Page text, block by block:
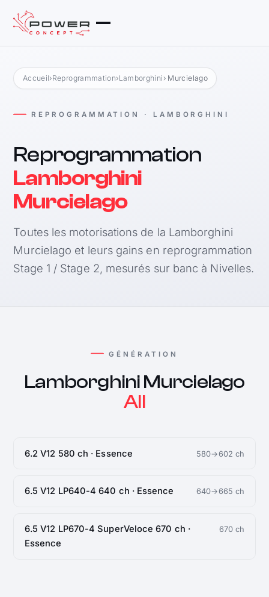
Accueil›Reprogrammation›Lamborghini › Murcielago
REPROGRAMMATION · LAMBORGHINI
Reprogrammation
Lamborghini
Murcielago
Toutes les motorisations de la Lamborghini
Murcielago et leurs gains en reprogrammation
Stage 1 / Stage 2, mesurés sur banc à Nivelles.
GÉNÉRATION
Lamborghini Murcielago
All
6.2 V12 580 ch · Essence 580→602 ch
6.5 V12 LP640-4 640 ch · Essence 640→665 ch
6.5 V12 LP670-4 SuperVeloce 670 ch ·
Essence
670 ch